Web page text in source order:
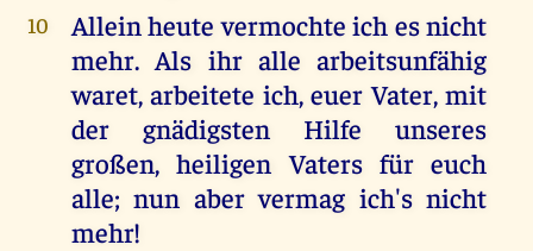
10
Allein heute vermochte ich es nicht
mehr. Als ihr alle arbeitsunfähig
waret, arbeitete ich, euer Vater, mit
der gnädigsten Hilfe unseres
großen, heiligen Vaters für euch
alle; nun aber vermag ich's nicht
mehr!